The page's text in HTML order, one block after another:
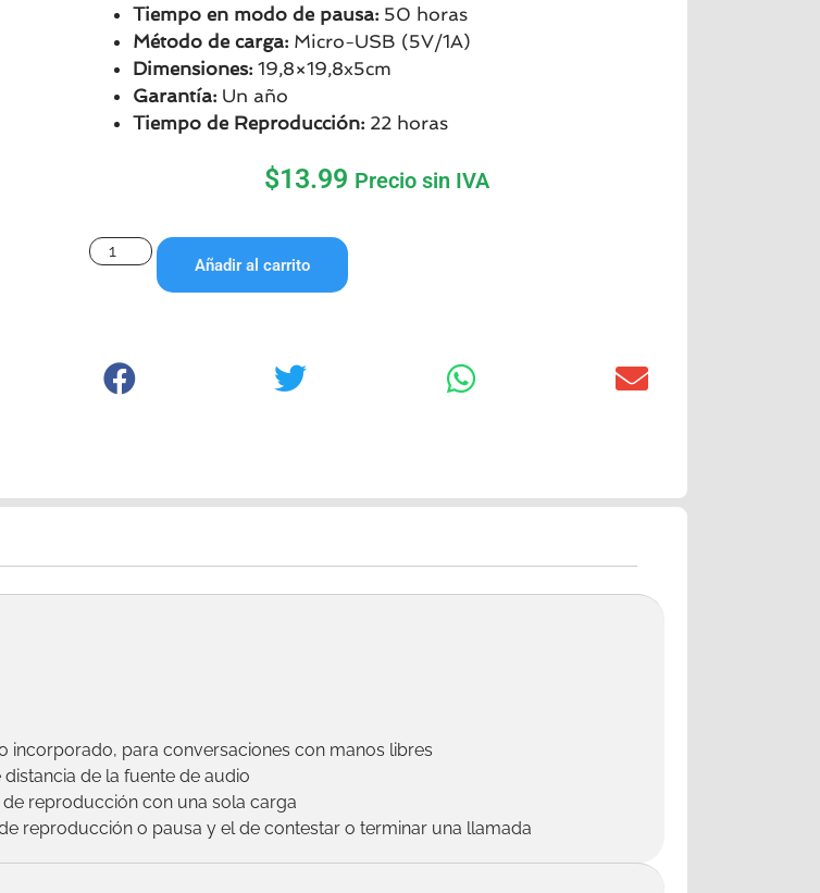
Tiempo en modo de pausa:50 horas
Método de carga:Micro-USB (5V/1A)
Dimensiones:19,8×19,8x5cm
Garantía:Un año
Tiempo de Reproducción: 22 horas
$13.99 Precio sin IVA
Añadir al carrito
para conversaciones con manos libres
de la fuente de audio
reproducción con una sola carga
reproducción o pausa y el de contestar o terminar una llamada